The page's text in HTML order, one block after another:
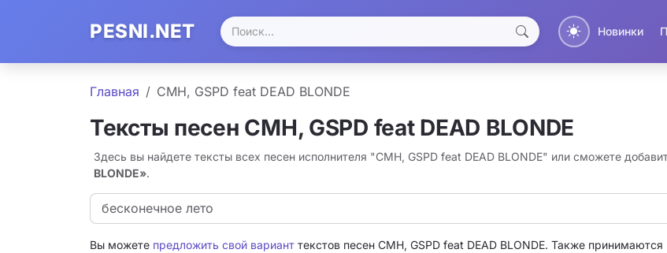
PESNI.NET Новинки
Главная CMH, GSPD feat DEAD BLONDE
Тексты песен CMH, GSPD feat DEAD BLONDE
Здесь вы найдете тексты всех песен исполнителя "CMH, GSPD feat DEAD BLONDE" или сможете
BLONDE».
бесконечное лето
Вы можете предложить свой вариант текстов песен CMH, GSPD feat DEAD BLONDE. Также